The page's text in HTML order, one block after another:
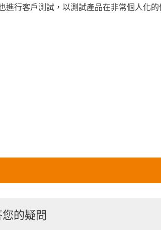
進行客戶測試，以測試產品在非常個人化的
的疑問